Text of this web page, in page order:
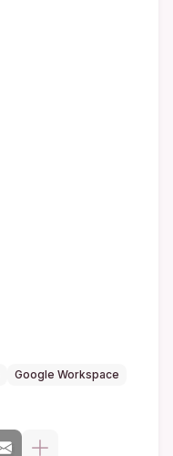
Google Workspace